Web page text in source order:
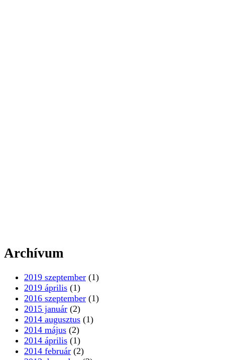
Archívum
2019 szeptember (1)
2019 április (1)
2016 szeptember (1)
2015 január (2)
2014 augusztus (1)
2014 május (2)
2014 április (1)
2014 február (2)